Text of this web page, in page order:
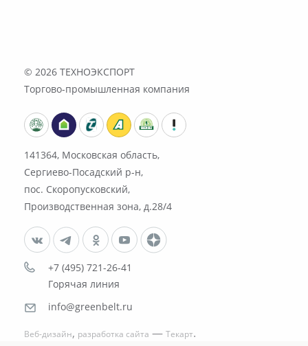
© 2026
ТЕХНОЭКСПОРТ
Торгово-промышленная компания
141364, Московская область,
Сергиево-Посадский р-н,
пос. Скоропусковский,
Производственная зона, д.28/4
+7 (495) 721-26-41
Горячая линия
info@greenbelt.ru
Веб-дизайн, разработка сайта — Текарт.